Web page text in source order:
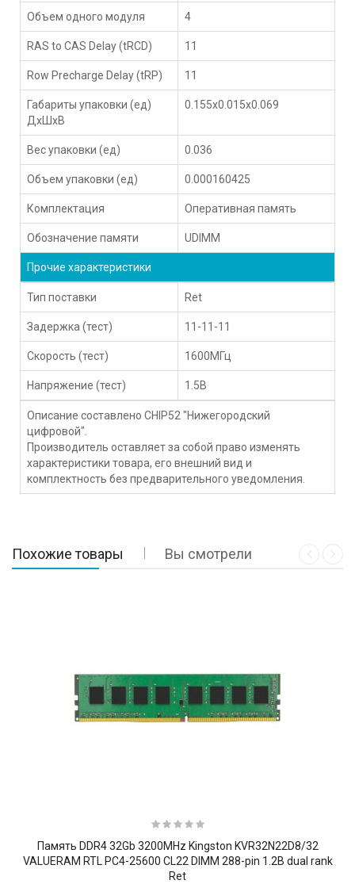
Объем одного модуля 4
RAS to CAS Delay (tRCD) 11
Row Precharge Delay (tRP) 11
Габариты упаковки (ед)
ДхШхВ
0.155x0.015x0.069
Вес упаковки (ед) 0.036
Объем упаковки (ед) 0.000160425
Комплектация Оперативная память
Обозначение памяти UDIMM
Прочие характеристики
Тип поставки Ret
Задержка (тест) 11-11-11
Скорость (тест) 1600МГц
Напряжение (тест) 1.5В
Описание составлено CHIP52 "Нижегородский
цифровой".
Производитель оставляет за собой право изменять
характеристики товара, его внешний вид и
комплектность без предварительного уведомления.
Похожие товары Вы смотрели
Память DDR4 32Gb 3200MHz Kingston KVR32N22D8/32
VALUERAM RTL PC4-25600 CL22 DIMM 288-pin 1.2В dual rank
Ret